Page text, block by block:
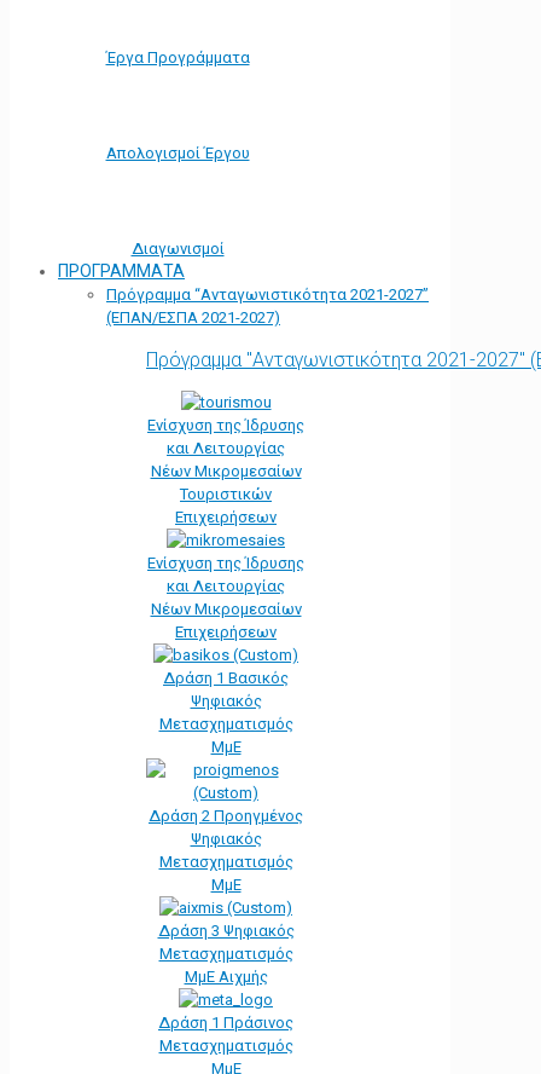
Έργα Προγράμματα
Απολογισμοί Έργου
Διαγωνισμοί
ΠΡΟΓΡΑΜΜΑΤΑ
Πρόγραμμα “Ανταγωνιστικότητα 2021-2027”
(ΕΠΑΝ/ΕΣΠΑ 2021-2027)
Πρόγραμμα "Ανταγωνιστικότητα 2021-
Ενίσχυση της Ίδρυσης
και Λειτουργίας
Νέων Μικρομεσαίων
Τουριστικών
Επιχειρήσεων
Ενίσχυση της Ίδρυσης
και Λειτουργίας
Νέων Μικρομεσαίων
Επιχειρήσεων
Δράση 1 Βασικός
Ψηφιακός
Μετασχηματισμός
ΜμΕ
Δράση 2 Προηγμένος
Ψηφιακός
Μετασχηματισμός
ΜμΕ
Δράση 3 Ψηφιακός
Μετασχηματισμός
ΜμΕ Αιχμής
Δράση 1 Πράσινος
Μετασχηματισμός
ΜμΕ